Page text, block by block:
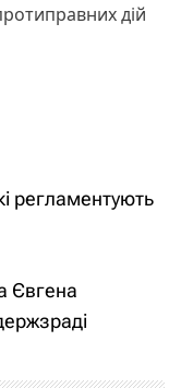
дій
регламентують
Євгена